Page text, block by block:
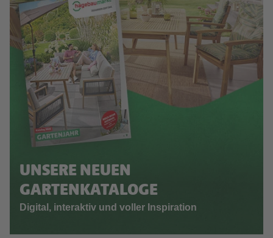
UNSERE NEUEN
GARTENKATALOGE
Digital, interaktiv und voller Inspiration